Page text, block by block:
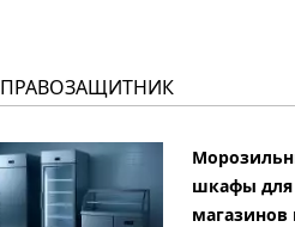
ПРАВОЗАЩИТНИК
шкафы для
магазинов